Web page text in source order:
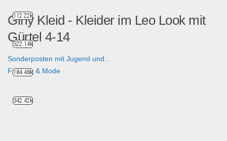
Girly Kleid - Kleider im Leo Look mit
Gürtel 4-14
Sonderposten mit Jugend und...
Fashion & Mode
112.22k
522.14k
184.48k
342.42k